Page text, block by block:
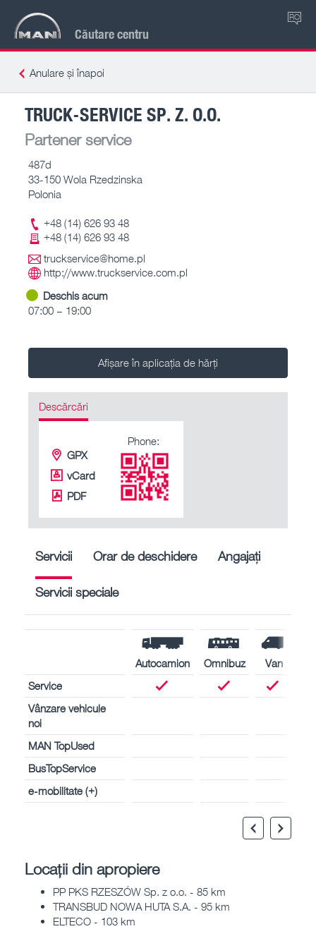
Căutare centru
RO
Anulare și înapoi
TRUCK-SERVICE SP. Z. O.O.
Partener service
487d
33-150 Wola Rzedzinska
Polonia
+48 (14) 626 93 48
+48 (14) 626 93 48
truckservice@home.pl
http://www.truckservice.com.pl
Deschis acum
07:00 – 19:00
Afișare în aplicația de hărți
Descărcări
GPX
vCard
PDF
Phone:
Servicii Orar de deschidere Angajați
Servicii speciale
Autocamion Omnibuz
Van
Service
Vânzare vehicule
noi
MAN TopUsed
BusTopService
e-mobilitate (+)
Locații din apropiere
PP PKS RZESZÓW Sp. z o.o. - 85 km
TRANSBUD NOWA HUTA S.A. - 95 km
ELTECO - 103 km